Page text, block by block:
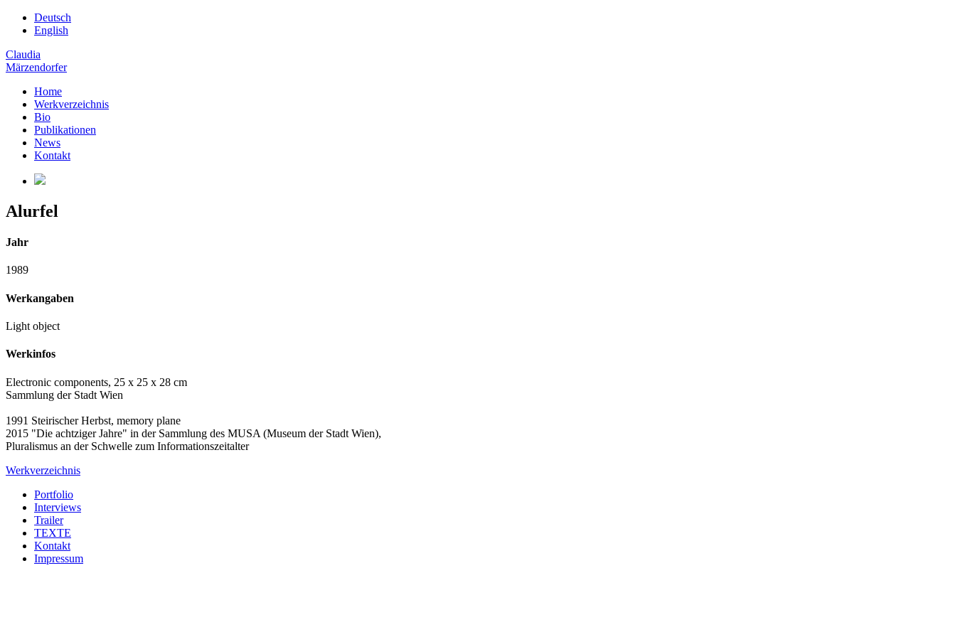
Deutsch
English
Claudia
Märzendorfer
Home
Werkverzeichnis
Bio
Publikationen
News
Kontakt
Alurfel
Jahr
1989
Werkangaben
Light object
Werkinfos
Electronic components, 25 x 25 x 28 cm
Sammlung der Stadt Wien
1991 Steirischer Herbst, memory plane
2015 "Die achtziger Jahre" in der Sammlung des MUSA (Museum der Stadt Wien),
Pluralismus an der Schwelle zum Informationszeitalter
Werkverzeichnis
Portfolio
Interviews
Trailer
TEXTE
Kontakt
Impressum